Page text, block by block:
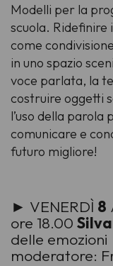
Modelli per la
scuola. Ridefinire
come
in uno spazio
voce parlata, la
costruire oggetti
l’uso della
comunicare e
futuro migliore!
► VENERDÌ 8
ore 18.00
delle emozioni
moderatore: